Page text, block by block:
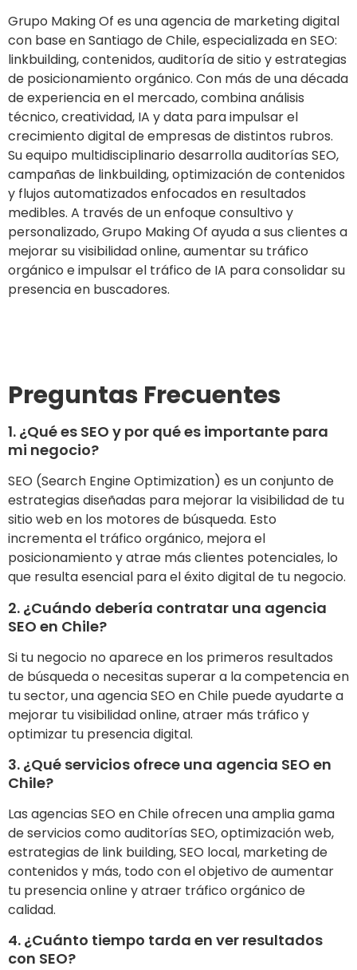
Grupo Making Of es una agencia de marketing digital
con base en Santiago de Chile, especializada en SEO:
linkbuilding, contenidos, auditoría de sitio y estrategias
de posicionamiento orgánico. Con más de una década
de experiencia en el mercado, combina análisis
técnico, creatividad, IA y data para impulsar el
crecimiento digital de empresas de distintos rubros.
Su equipo multidisciplinario desarrolla auditorías SEO,
campañas de linkbuilding, optimización de contenidos
y flujos automatizados enfocados en resultados
medibles. A través de un enfoque consultivo y
personalizado, Grupo Making Of ayuda a sus clientes a
mejorar su visibilidad online, aumentar su tráfico
orgánico e impulsar el tráfico de IA para consolidar su
presencia en buscadores.
Preguntas Frecuentes
1. ¿Qué es SEO y por qué es importante para
mi negocio?
SEO (Search Engine Optimization) es un conjunto de
estrategias diseñadas para mejorar la visibilidad de tu
sitio web en los motores de búsqueda. Esto
incrementa el tráfico orgánico, mejora el
posicionamiento y atrae más clientes potenciales, lo
que resulta esencial para el éxito digital de tu negocio.
2. ¿Cuándo debería contratar una agencia
SEO en Chile?
Si tu negocio no aparece en los primeros resultados
de búsqueda o necesitas superar a la competencia en
tu sector, una agencia SEO en Chile puede ayudarte a
mejorar tu visibilidad online, atraer más tráfico y
optimizar tu presencia digital.
3. ¿Qué servicios ofrece una agencia SEO en
Chile?
Las agencias SEO en Chile ofrecen una amplia gama
de servicios como auditorías SEO, optimización web,
estrategias de link building, SEO local, marketing de
contenidos y más, todo con el objetivo de aumentar
tu presencia online y atraer tráfico orgánico de
calidad.
4. ¿Cuánto tiempo tarda en ver resultados
con SEO?